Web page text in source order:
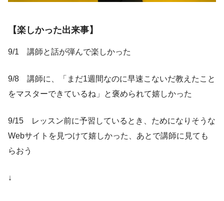
【楽しかった出来事】
9/1 講師と話が弾んで楽しかった
9/8 講師に、「まだ1週間なのに早速こないだ教えたこと
をマスターできているね」と褒められて嬉しかった
9/15 レッスン前に予習しているとき、ためになりそうな
Webサイトを見つけて嬉しかった、あとで講師に見ても
らおう
↓